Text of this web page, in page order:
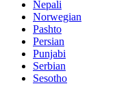
Nepali
Norwegian
Pashto
Persian
Punjabi
Serbian
Sesotho